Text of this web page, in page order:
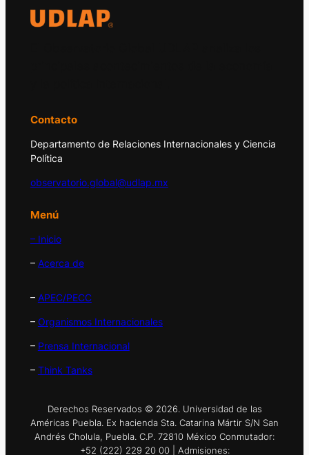
Contacto
Departamento de Relaciones Internacionales y Ciencia
Política
observatorio.global@udlap.mx
Menú
– Inicio
– Acerca de
– APEC/PECC
– Organismos Internacionales
– Prensa Internacional
– Think Tanks
Derechos Reservados © 2026. Universidad de las
Américas Puebla. Ex hacienda Sta. Catarina Mártir S/N San
Andrés Cholula, Puebla. C.P. 72810 México Conmutador:
+52 (222) 229 20 00 | Admisiones: